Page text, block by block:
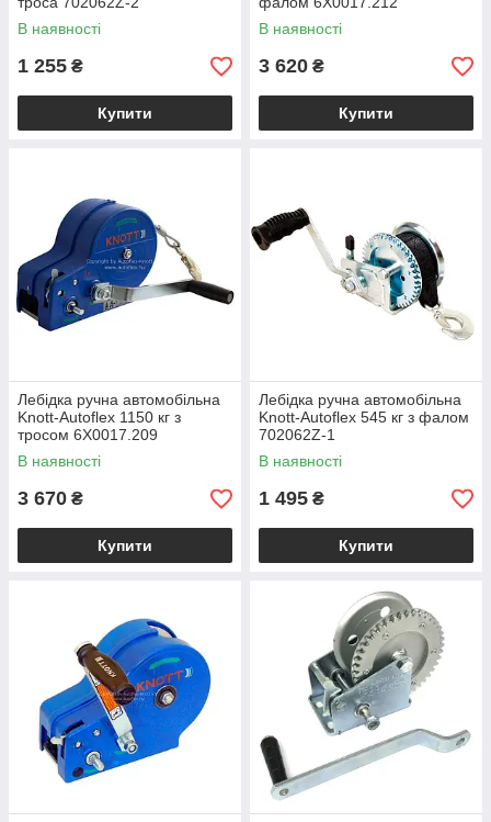
В наявності
1 255 ₴
Купити
В наявності
3 620 ₴
Купити
Лебідка ручна автомобільна
Knott-Autoflex 1150 кг з
тросом 6X0017.209
В наявності
3 670 ₴
Купити
Лебідка ручна автомобільна
Knott-Autoflex 545 кг з фалом
702062Z-1
В наявності
1 495 ₴
Купити